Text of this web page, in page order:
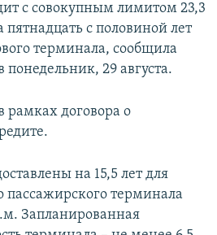
с совокупным лимитом 23,3
с половиной лет
терминала, сообщила
понедельник, 29 августа.
рамках договора о
на 15,5 лет для
пассажирского терминала
Запланированная